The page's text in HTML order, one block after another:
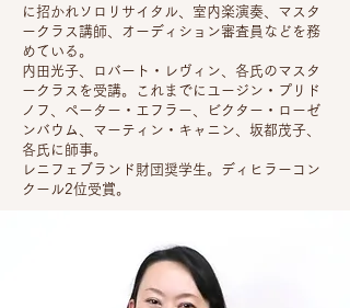
に招かれソロリサイタル、室内楽演奏、マスタ
ークラス講師、オーディション審査員などを務
めている。
内田光子、ロバート・レヴィン、各氏のマスタ
ークラスを受講。これまでにユージン・プリド
ノフ、ペーター・エフラー、ビクター・ローゼ
ンバウム、マーティン・キャニン、坂都茂子、
各氏に師事。
レニフェブランド財団奨学生。ディヒラーコン
クール2位受賞。